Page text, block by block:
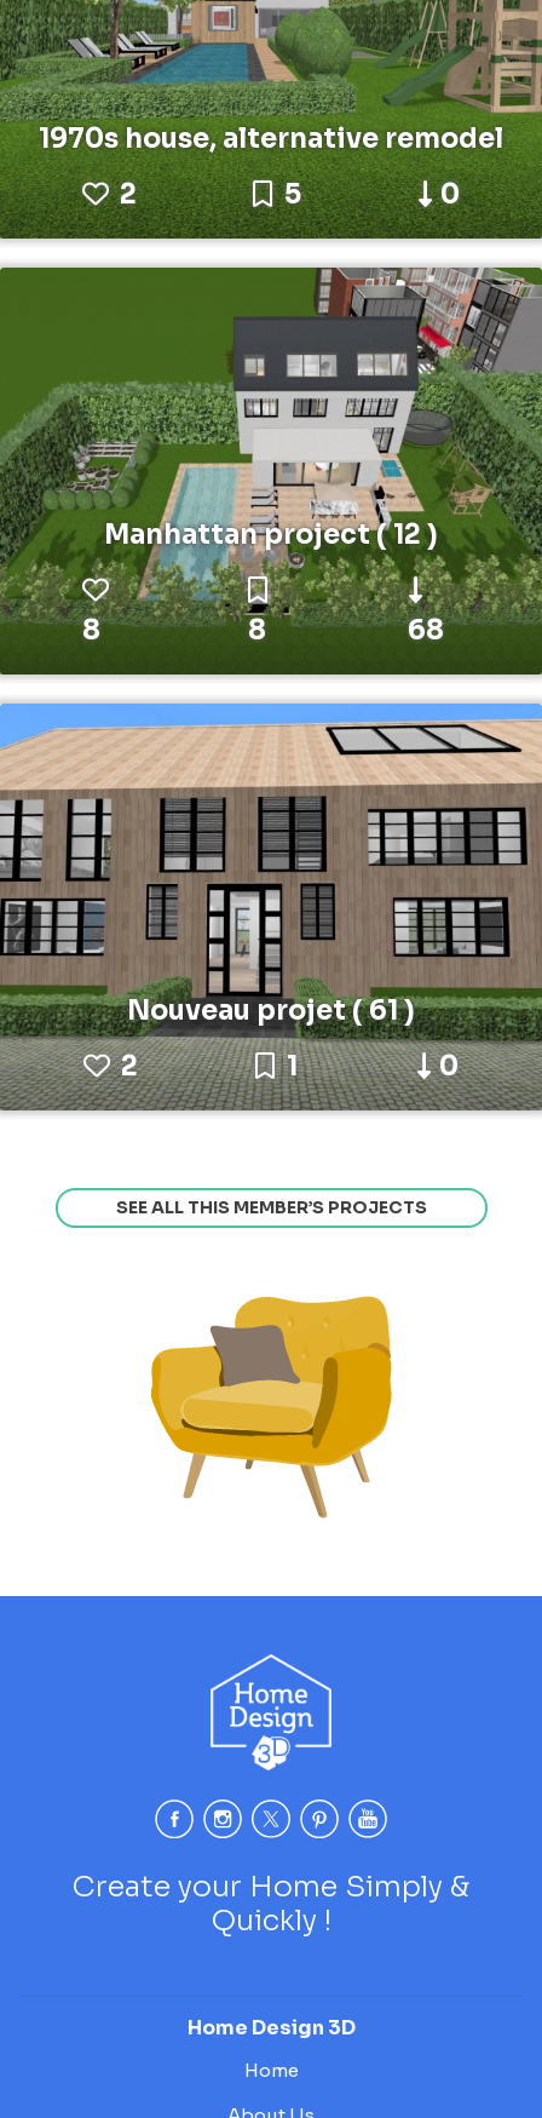
1970s house, alternative remodel
2
5 0
Manhattan project ( 12 )
8 8 68
Nouveau projet ( 61 )
2
1 0
SEE ALL THIS MEMBER’S PROJECTS
Create your Home Simply &
Quickly !
Home Design 3D
Home